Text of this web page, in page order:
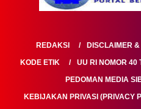
REDAKSI
DISCLAIMER
KODE ETIK
UU RI NOMOR 40
PEDOMAN MEDIA
KEBIJAKAN PRIVASI (PRIVACY